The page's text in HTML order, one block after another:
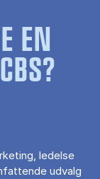
EN
ledelse
udvalg